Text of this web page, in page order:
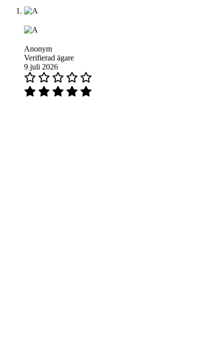
Anonym
Verifierad ägare
9 juli 2026